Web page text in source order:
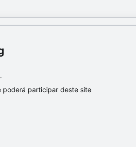
poderá participar deste site